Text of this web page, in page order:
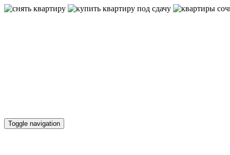
Toggle navigation